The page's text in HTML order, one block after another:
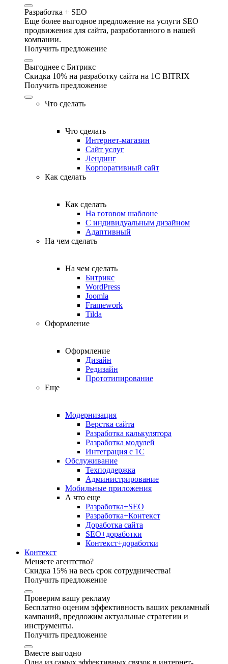
Разработка + SEO
Еще более выгодное предложение на услуги SEO
продвижения для сайта, разработанного в нашей
компании.
Получить предложение
Выгоднее с Битрикс
Скидка 10% на разработку сайта на 1C BITRIX
Получить предложение
Что сделать
Что сделать
Интернет-магазин
Сайт услуг
Лендинг
Корпоративный сайт
Как сделать
Как сделать
На готовом шаблоне
С индивидуальным дизайном
Адаптивный
На чем сделать
На чем сделать
Битрикс
WordPress
Joomla
Framework
Tilda
Оформление
Оформление
Дизайн
Редизайн
Прототипирование
Еще
Модернизация
Верстка сайта
Разработка калькулятора
Разработка модулей
Интеграция с 1С
Обслуживание
Техподдержка
Администрирование
Мобильные приложения
А что еще
Разработка+SEO
Разработка+Контекст
Доработка сайта
SEO+доработки
Контекст+доработки
Контекст
Меняете агентство?
Скидка 15% на весь срок сотрудничества!
Получить предложение
Проверим вашу рекламу
Бесплатно оценим эффективность ваших рекламный
кампаний, предложим актуальные стратегии и
инструменты.
Получить предложение
Вместе выгодно
Одна из самых эффективных связок в интернет-